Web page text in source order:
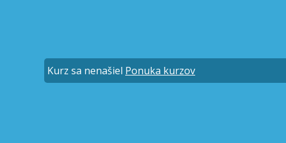
Kurz sa nenašiel Ponuka kurzov